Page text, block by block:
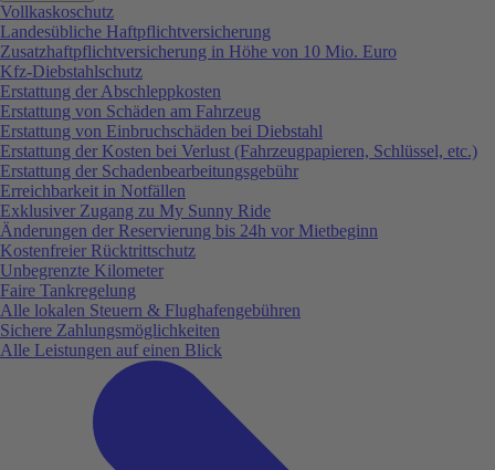
Vollkaskoschutz
Landesübliche Haftpflichtversicherung
Zusatzhaftpflichtversicherung in Höhe von 10 Mio. Euro
Kfz-Diebstahlschutz
Erstattung der Abschleppkosten
Erstattung von Schäden am Fahrzeug
Erstattung von Einbruchschäden bei Diebstahl
Erstattung der Kosten bei Verlust (Fahrzeugpapieren, Schlüssel, etc.)
Erstattung der Schadenbearbeitungsgebühr
Erreichbarkeit in Notfällen
Exklusiver Zugang zu My Sunny Ride
Änderungen der Reservierung bis 24h vor Mietbeginn
Kostenfreier Rücktrittschutz
Unbegrenzte Kilometer
Faire Tankregelung
Alle lokalen Steuern & Flughafengebühren
Sichere Zahlungsmöglichkeiten
Alle Leistungen auf einen Blick